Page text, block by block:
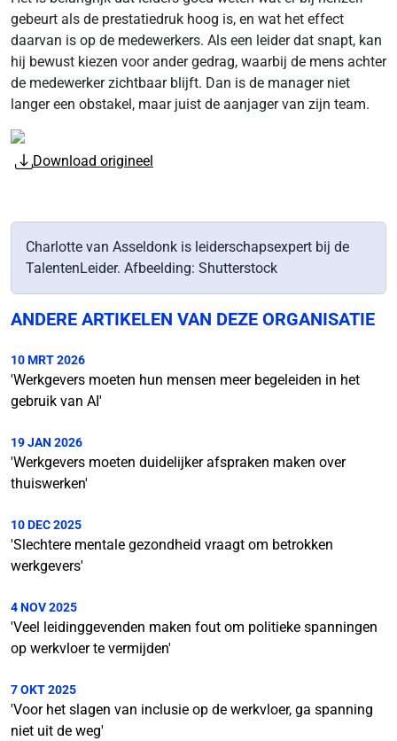
gebeurt als de prestatiedruk hoog is, en wat het effect
daarvan is op de medewerkers. Als een leider dat snapt, kan
hij bewust kiezen voor ander gedrag, waarbij de mens achter
de medewerker zichtbaar blijft. Dan is de manager niet
langer een obstakel, maar juist de aanjager van zijn team.
Download origineel
Charlotte van Asseldonk is leiderschapsexpert bij de
TalentenLeider. Afbeelding: Shutterstock
ANDERE ARTIKELEN VAN DEZE ORGANISATIE
10 MRT 2026
'Werkgevers moeten hun mensen meer begeleiden in het
gebruik van AI'
19 JAN 2026
'Werkgevers moeten duidelijker afspraken maken over
thuiswerken'
10 DEC 2025
'Slechtere mentale gezondheid vraagt om betrokken
werkgevers'
4 NOV 2025
'Veel leidinggevenden maken fout om politieke spanningen
op werkvloer te vermijden'
7 OKT 2025
'Voor het slagen van inclusie op de werkvloer, ga spanning
niet uit de weg'